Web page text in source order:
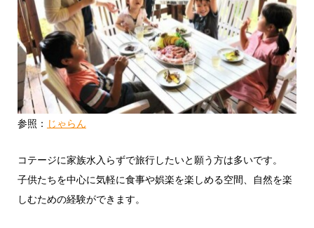
参照： じゃらん
コテージに家族水入らずで旅行したいと願う方は多いです。
子供たちを中心に気軽に食事や娯楽を楽しめる空間、自然を楽
しむための経験ができます。